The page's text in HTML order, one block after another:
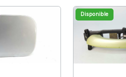
Disponible